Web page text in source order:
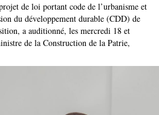
de loi portant code de l’urbanisme et
du développement durable (CDD) de
a auditionné, les mercredi 18 et
de la Construction de la Patrie,